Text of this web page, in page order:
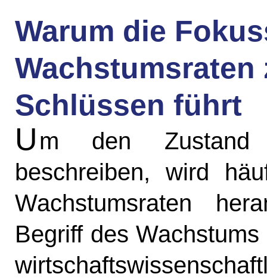
Warum die
Wachstumsraten
Schlüssen führt
Um den Zustand
beschreiben, wird
Wachstumsraten
Begriff des